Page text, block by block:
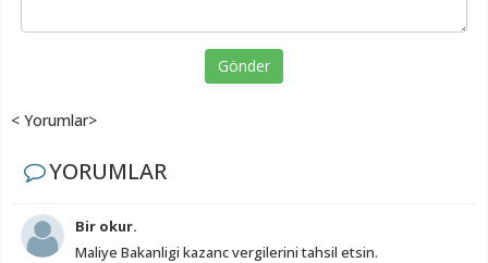
Gönder
< Yorumlar>
YORUMLAR
Bir okur.
Maliye Bakanligi kazanc vergilerini tahsil etsin.